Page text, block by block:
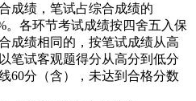
成绩，笔试占综合成绩的
。各环节考试成绩按四舍五入保
成绩相同的，按笔试成绩从高
笔试客观题得分从高分到低分
60分（含），未达到合格分数